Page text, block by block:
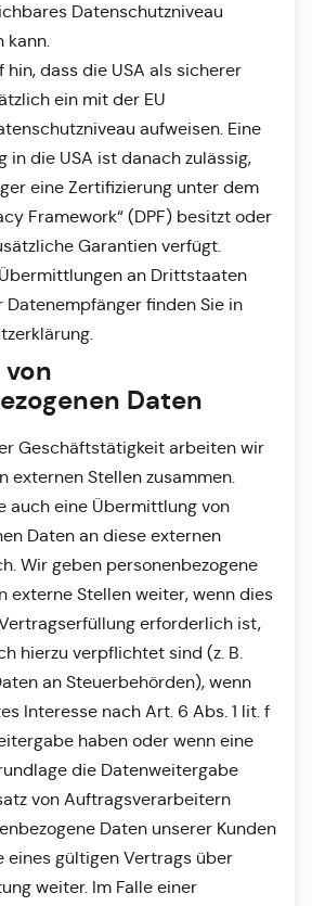
Datenschutzniveau
kann.
hin, dass die USA als sicherer
ein mit der EU
aufweisen. Eine
in die USA ist danach zulässig,
eine Zertifizierung unter dem
Framework“ (DPF) besitzt oder
Garantien verfügt.
an Drittstaaten
finden Sie in
Daten
Geschäftstätigkeit arbeiten wir
externen Stellen zusammen.
auch eine Übermittlung von
Daten an diese externen
Wir geben personenbezogene
externe Stellen weiter, wenn dies
erforderlich ist,
hierzu verpflichtet sind (z. B.
an Steuerbehörden), wenn
Interesse nach Art. 6 Abs. 1 lit. f
haben oder wenn eine
die Datenweitergabe
von Auftragsverarbeitern
Daten unserer Kunden
eines gültigen Vertrags über
weiter. Im Falle einer